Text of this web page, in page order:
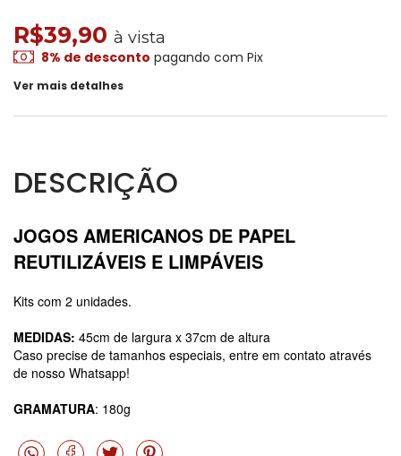
R$39,90 à vista
8% de desconto pagando com Pix
Ver mais detalhes
DESCRIÇÃO
JOGOS AMERICANOS DE PAPEL
REUTILIZÁVEIS E LIMPÁVEIS
Kits com 2 unidades.
MEDIDAS: 45cm de largura x 37cm de altura
Caso precise de tamanhos especiais, entre em contato através
de nosso Whatsapp!
GRAMATURA: 180g